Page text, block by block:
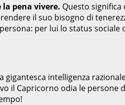
pena vivere. Questo significa
il suo bisogno di
per lui lo status
gigantesca intelligenza
Capricorno odia le persone